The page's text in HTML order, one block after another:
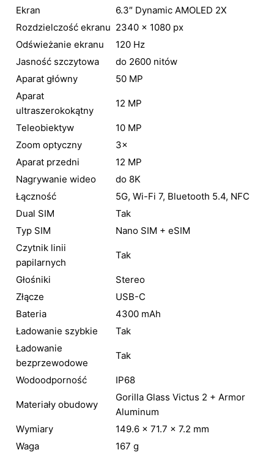
Ekran
6.3″ Dynamic AMOLED 2X
Rozdzielczość ekranu 2340 × 1080 px
Odświeżanie ekranu
120 Hz
Jasność szczytowa
do 2600 nitów
Aparat główny
50 MP
Aparat
ultraszerokokątny
12 MP
Teleobiektyw
10 MP
Zoom optyczny
3×
Aparat przedni
12 MP
Nagrywanie wideo
do 8K
Łączność
5G, Wi-Fi 7, Bluetooth 5.4, NFC
Dual SIM
Tak
Typ SIM
Nano SIM + eSIM
Czytnik linii
papilarnych
Tak
Głośniki
Stereo
Złącze
USB-C
Bateria
4300 mAh
Ładowanie szybkie
Tak
Ładowanie
bezprzewodowe
Tak
Wodoodporność IP68
Materiały obudowy
Gorilla Glass Victus 2 + Armor
Aluminum
Wymiary
149.6 × 71.7 × 7.2 mm
Waga
167 g